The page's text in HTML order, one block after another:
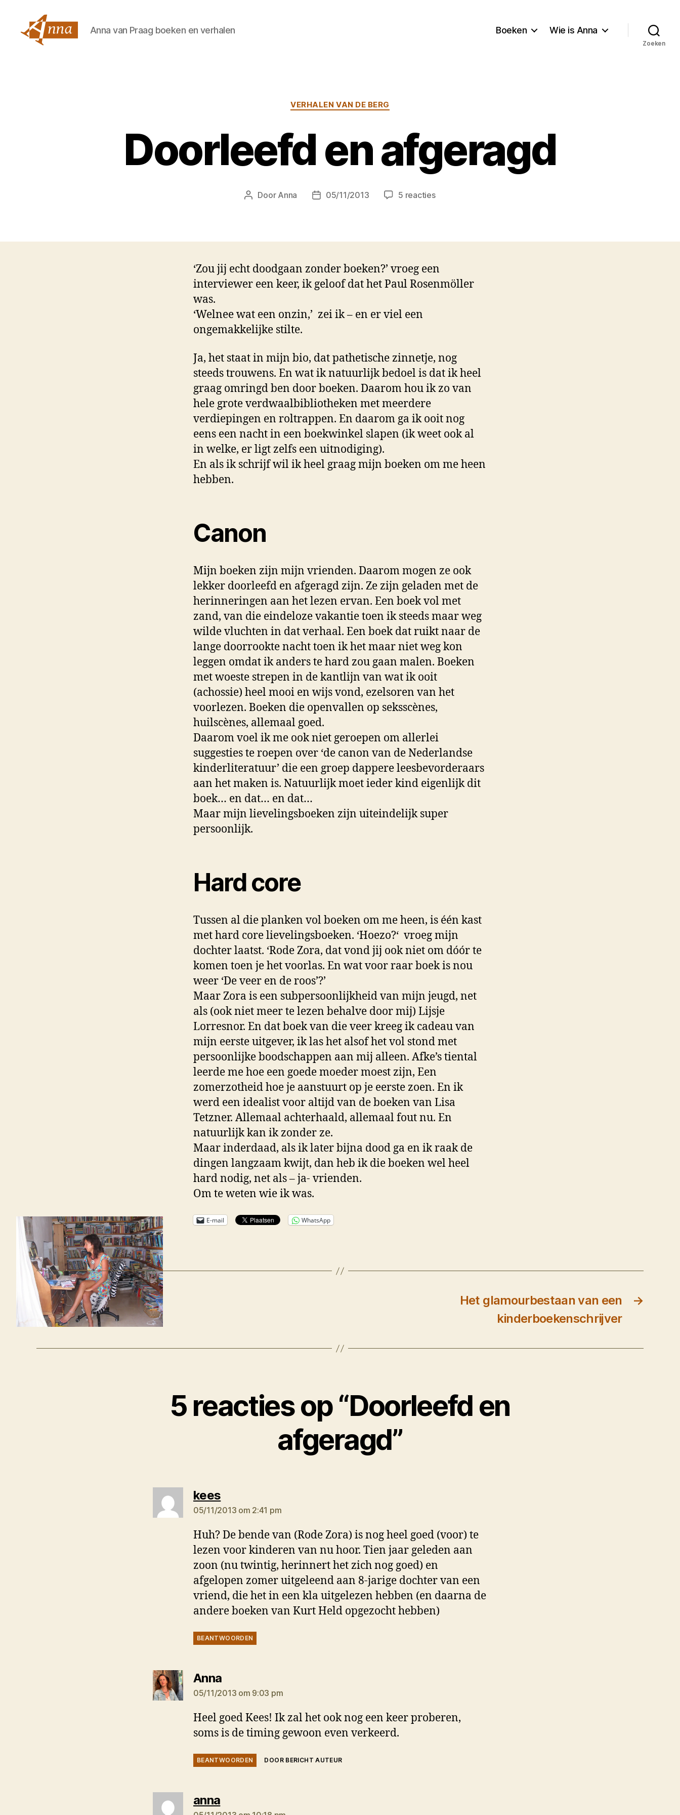
Anna van Praag boeken en verhalen Boeken Wie is Anna
Zoeken
Categorieën
VERHALEN VAN DE BERG
Doorleefd en afgeragd
Berichtauteur
Door Anna Berichtdatum
05/11/2013 5 reactiesop
‘Zou jij echt doodgaan zonder boeken?’ vroeg een
interviewer een keer, ik geloof dat het Paul Rosenmöller
was.
‘Welnee wat een onzin,’ zei ik – en er viel een
ongemakkelijke stilte.
Ja, het staat in mijn bio, dat pathetische zinnetje, nog
steeds trouwens. En wat ik natuurlijk bedoel is dat ik heel
graag omringd ben door boeken. Daarom hou ik zo van
hele grote verdwaalbibliotheken met meerdere
verdiepingen en roltrappen. En daarom ga ik ooit nog
eens een nacht in een boekwinkel slapen (ik weet ook al
in welke, er ligt zelfs een uitnodiging).
En als ik schrijf wil ik heel graag mijn boeken om me heen
hebben.
Canon
Mijn boeken zijn mijn vrienden. Daarom mogen ze ook
lekker doorleefd en afgeragd zijn. Ze zijn geladen met de
herinneringen aan het lezen ervan. Een boek vol met
zand, van die eindeloze vakantie toen ik steeds maar weg
wilde vluchten in dat verhaal. Een boek dat ruikt naar de
lange doorrookte nacht toen ik het maar niet weg kon
leggen omdat ik anders te hard zou gaan malen. Boeken
met woeste strepen in de kantlijn van wat ik ooit
(achossie) heel mooi en wijs vond, ezelsoren van het
voorlezen. Boeken die openvallen op seksscènes,
huilscènes, allemaal goed.
Daarom voel ik me ook niet geroepen om allerlei
suggesties te roepen over ‘de canon van de Nederlandse
kinderliteratuur’ die een groep dappere leesbevorderaars
aan het maken is. Natuurlijk moet ieder kind eigenlijk dit
boek… en dat… en dat…
Maar mijn lievelingsboeken zijn uiteindelijk super
persoonlijk.
Hard core
Tussen al die planken vol boeken om me heen, is één kast
met hard core lievelingsboeken. ‘Hoezo?‘ vroeg mijn
dochter laatst. ‘Rode Zora, dat vond jij ook niet om dóór te
komen toen je het voorlas. En wat voor raar boek is nou
weer ‘De veer en de roos’?’
Maar Zora is een subpersoonlijkheid van mijn jeugd, net
als (ook niet meer te lezen behalve door mij) Lijsje
Lorresnor. En dat boek van die veer kreeg ik cadeau van
mijn eerste uitgever, ik las het alsof het vol stond met
persoonlijke boodschappen aan mij alleen. Afke’s tiental
leerde me hoe een goede moeder moest zijn, Een
zomerzotheid hoe je aanstuurt op je eerste zoen. En ik
werd een idealist voor altijd van de boeken van Lisa
Tetzner. Allemaal achterhaald, allemaal fout nu. En
natuurlijk kan ik zonder ze.
Maar inderdaad, als ik later bijna dood ga en ik raak de
dingen langzaam kwijt, dan heb ik die boeken wel heel
hard nodig, net als – ja- vrienden.
Om te weten wie ik was.
E-mail WhatsApp
← Toverschool →
Het glamourbestaan van een
kinderboekenschrijver
5 reacties op “Doorleefd en
afgeragd”
keeszegt:
05/11/2013 om 2:41 pm
Huh? De bende van (Rode Zora) is nog heel goed (voor) te
lezen voor kinderen van nu hoor. Tien jaar geleden aan
zoon (nu twintig, herinnert het zich nog goed) en
afgelopen zomer uitgeleend aan 8-jarige dochter van een
vriend, die het in een kla uitgelezen hebben (en daarna de
andere boeken van Kurt Held opgezocht hebben)
BEANTWOORDEN
Annazegt:
05/11/2013 om 9:03 pm
Heel goed Kees! Ik zal het ook nog een keer proberen,
soms is de timing gewoon even verkeerd.
BEANTWOORDEN DOOR BERICHT AUTEUR
annazegt: